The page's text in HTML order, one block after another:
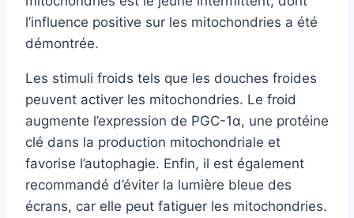
l’influence positive sur les mitochondries a été
démontrée.
Les stimuli froids tels que les douches froides
peuvent activer les mitochondries. Le froid
augmente l’expression de PGC-1α, une protéine
clé dans la production mitochondriale et
favorise l’autophagie. Enfin, il est également
recommandé d’éviter la lumière bleue des
écrans, car elle peut fatiguer les mitochondries.